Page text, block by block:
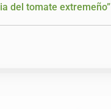
del tomate extremeño”